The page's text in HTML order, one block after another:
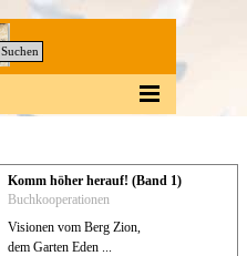
Suchen
Komm höher herauf! (Band 1)
Buchkooperationen
Visionen vom Berg Zion,
dem Garten Eden ...